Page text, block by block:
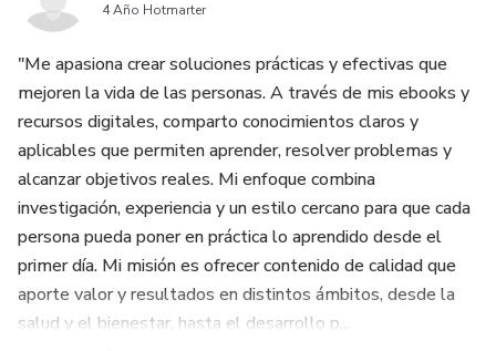
4 Año Hotmarter
"Me apasiona crear soluciones prácticas y efectivas que
mejoren la vida de las personas. A través de mis ebooks y
recursos digitales, comparto conocimientos claros y
aplicables que permiten aprender, resolver problemas y
alcanzar objetivos reales. Mi enfoque combina
investigación, experiencia y un estilo cercano para que cada
persona pueda poner en práctica lo aprendido desde el
primer día. Mi misión es ofrecer contenido de calidad que
aporte valor y resultados en distintos ámbitos, desde la
salud y el bienestar, hasta el desarrollo p...